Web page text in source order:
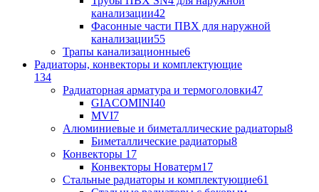
канализации42
Фасонные части ПВХ для наружной
канализации55
Трапы канализационные6
Радиаторы, конвекторы и комплектующие
134
Радиаторная арматура и термоголовки47
GIACOMINI40
MVI7
Алюминиевые и биметаллические радиаторы8
Биметаллические радиаторы8
Конвекторы 17
Конвекторы Новатерм17
Стальные радиаторы и комплектующие61